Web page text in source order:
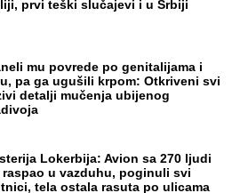
početkom 2026.
sebi mini odmor od
dana